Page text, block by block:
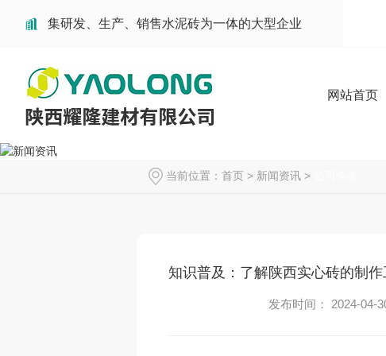
集研发、生产、销售水泥砖为一体的大型企业
网站首页
当前位置： 首页 > 新闻资讯 >
知识普及：了解陕西实心砖的制
发布时间： 2024-04-